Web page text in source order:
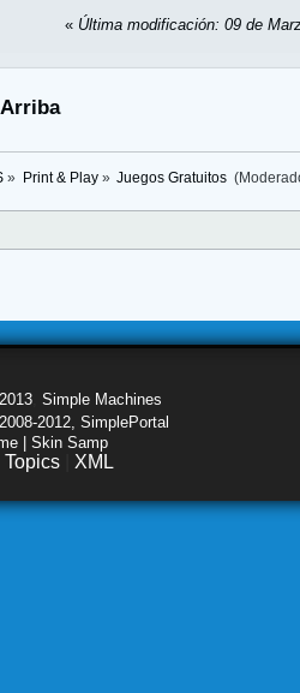
« Última modificación: 09 de
» Print & Play» Juegos Gratuitos
Simple Machines
2012, SimplePortal
| Skin Samp
Topics XML